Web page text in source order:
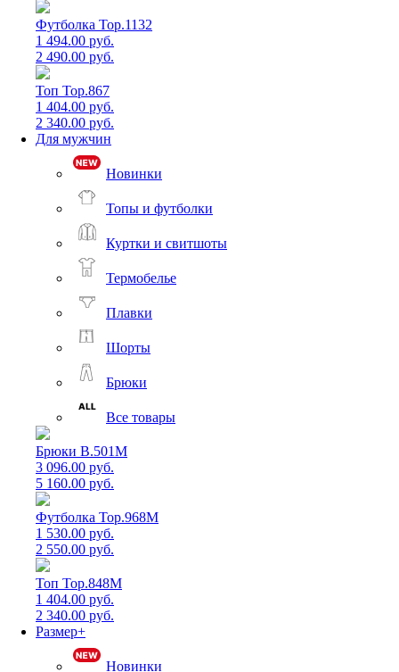
Футболка Top.1132
1 494.00 руб.
2 490.00 руб.
Топ Top.867
1 404.00 руб.
2 340.00 руб.
Для мужчин
Новинки
Топы и футболки
Куртки и свитшоты
Термобелье
Плавки
Шорты
Брюки
Все товары
Брюки B.501M
3 096.00 руб.
5 160.00 руб.
Футболка Top.968M
1 530.00 руб.
2 550.00 руб.
Топ Top.848M
1 404.00 руб.
2 340.00 руб.
Размер+
Новинки